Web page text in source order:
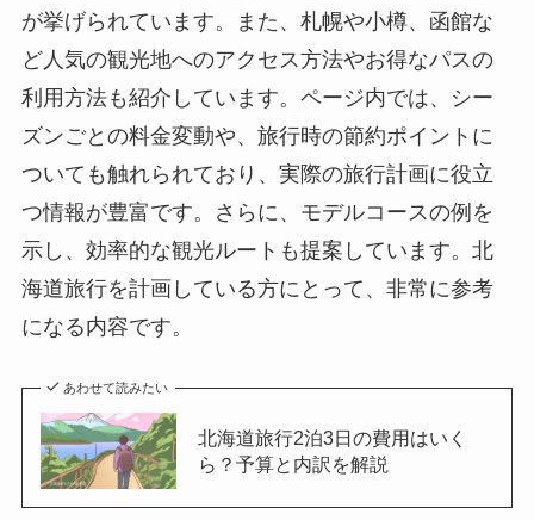
が挙げられています。また、札幌や小樽、函館な
ど人気の観光地へのアクセス方法やお得なパスの
利用方法も紹介しています。ページ内では、シー
ズンごとの料金変動や、旅行時の節約ポイントに
ついても触れられており、実際の旅行計画に役立
つ情報が豊富です。さらに、モデルコースの例を
示し、効率的な観光ルートも提案しています。北
海道旅行を計画している方にとって、非常に参考
になる内容です。
あわせて読みたい
北海道旅行2泊3日の費用はいく
ら？予算と内訳を解説